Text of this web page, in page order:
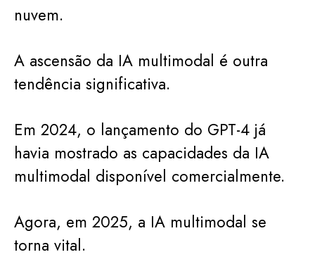
nuvem.
A ascensão da IA multimodal é outra
tendência significativa.
Em 2024, o lançamento do GPT-4 já
havia mostrado as capacidades da IA
multimodal disponível comercialmente.
Agora, em 2025, a IA multimodal se
torna vital.